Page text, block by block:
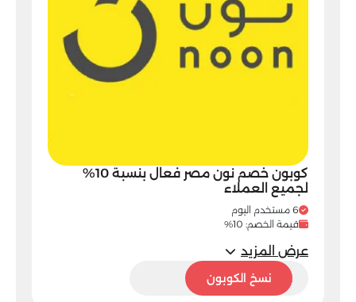
كوبون خصم نون مصر فعال بنسبة 10%
لجميع العملاء
6 مستخدم اليوم
قيمة الخصم: 10%
عرض المزيد
ADT2نسخ الكوبون